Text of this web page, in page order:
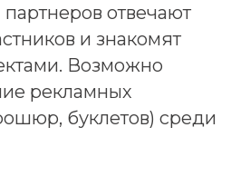
отвечают
и знакомят
Возможно
рекламных
буклетов) среди